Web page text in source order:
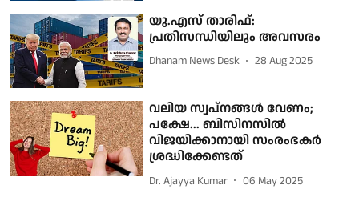
യു.എസ് താരിഫ്:
പ്രതിസന്ധിയിലും അവസരം
Dhanam News Desk 28 Aug 2025
വലിയ സ്വപ്നങ്ങള്‍ വേണം;
പക്ഷേ... ബിസിനസില്‍
വിജയിക്കാനായി സംരംഭകര്‍
ശ്രദ്ധിക്കേണ്ടത്
Dr. Ajayya Kumar 06 May 2025